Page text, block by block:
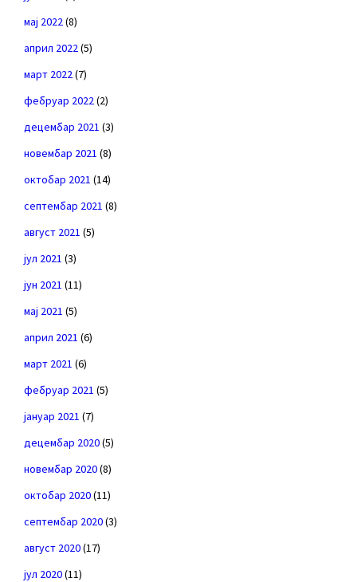
мај 2022(8)
април 2022(5)
март 2022(7)
фебруар 2022(2)
децембар 2021 (3)
новембар 2021 (8)
октобар 2021 (14)
септембар 2021 (8)
август 2021 (5)
јул 2021 (3)
јун 2021 (11)
мај 2021 (5)
април 2021 (6)
март 2021 (6)
фебруар 2021 (5)
јануар 2021 (7)
децембар 2020(5)
новембар 2020(8)
октобар 2020(11)
септембар 2020(3)
август 2020(17)
јул 2020(11)